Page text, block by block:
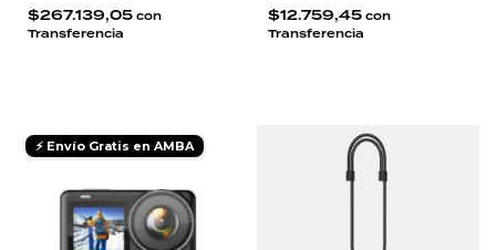
$267.139,05 con
Transferencia
$12.759,45 con
Transferencia
⚡ Envío Gratis en AMBA